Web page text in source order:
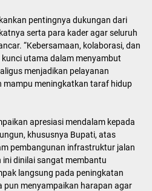
pentingnya dukungan dari
serta para kader agar seluruh
“Kebersamaan, kolaborasi, dan
utama dalam menyambut
menjadikan pelayanan
mampu meningkatkan taraf hidup
apresiasi mendalam kepada
khususnya Bupati, atas
pembangunan infrastruktur jalan
dinilai sangat membantu
langsung pada peningkatan
pun menyampaikan harapan agar